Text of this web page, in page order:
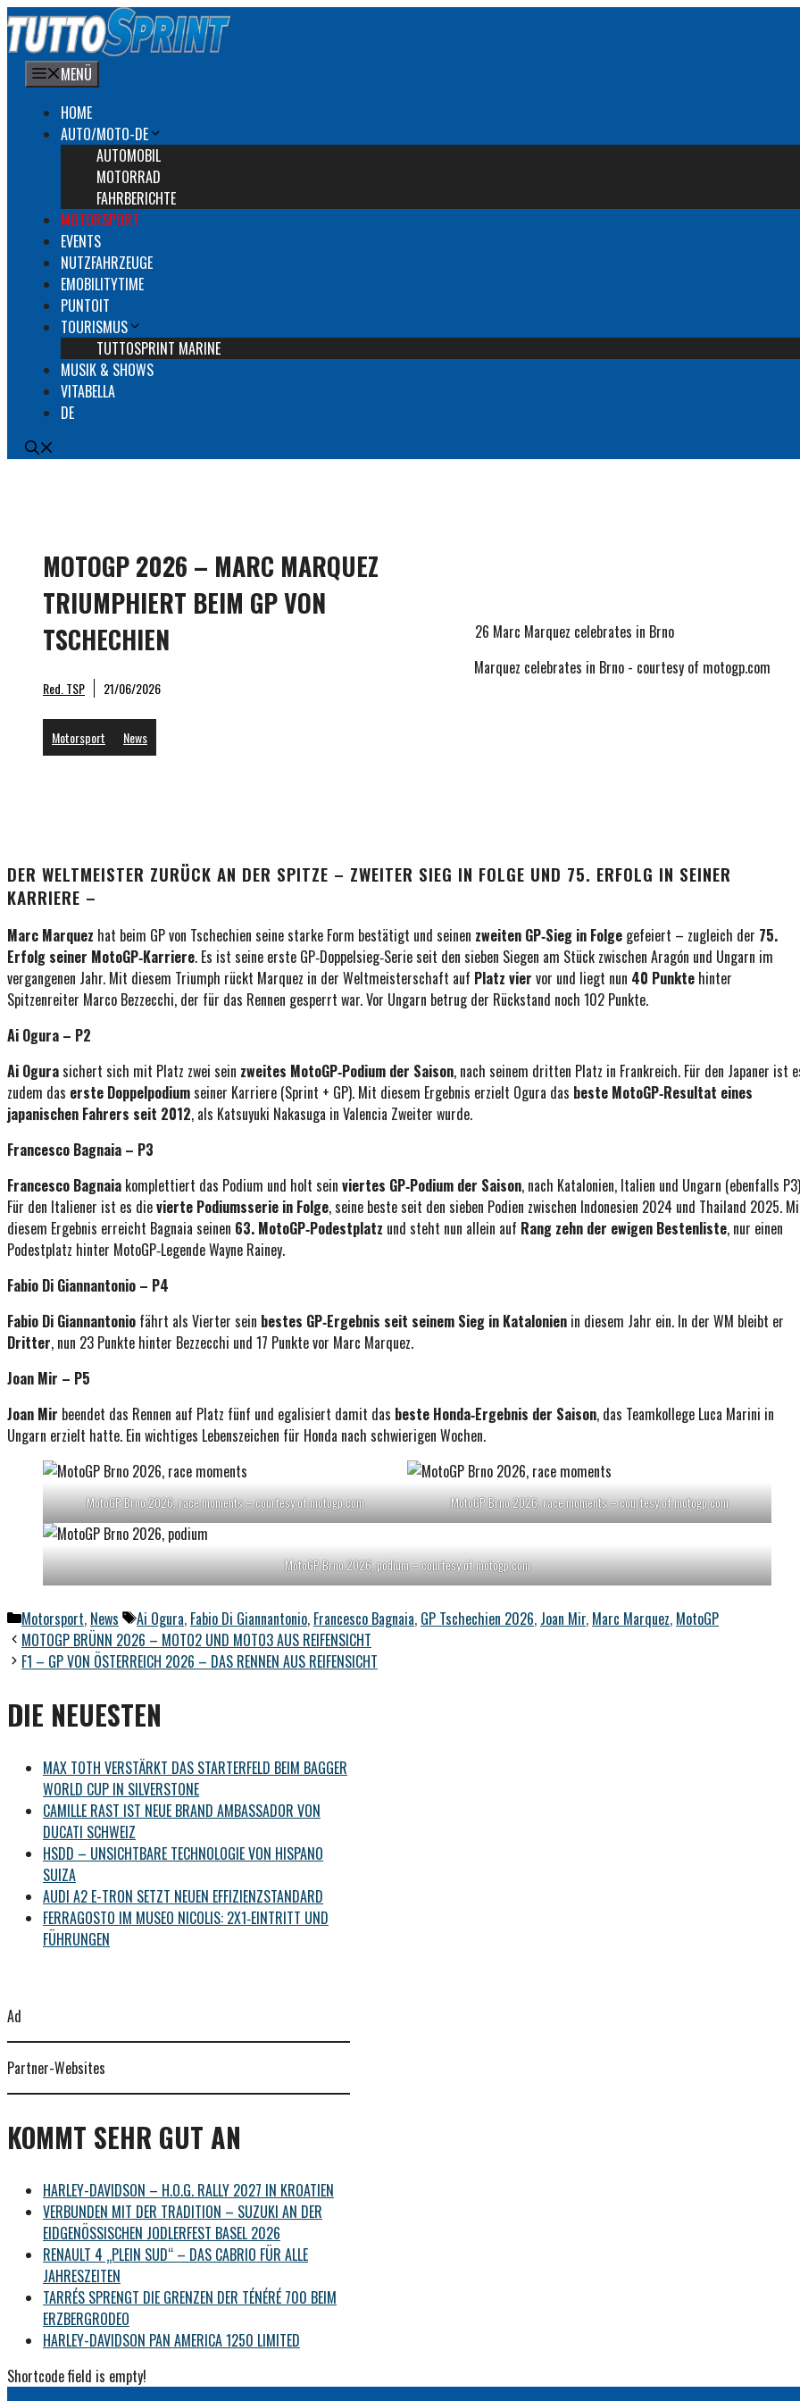
Zum
Inhalt
springen
MENÜ
HOME
AUTO/MOTO-DE
AUTOMOBIL
MOTORRAD
FAHRBERICHTE
MOTORSPORT
EVENTS
NUTZFAHRZEUGE
EMOBILITYTIME
PUNTOIT
TOURISMUS
TUTTOSPRINT MARINE
MUSIK & SHOWS
VITABELLA
DE
MOTOGP 2026 – MARC MARQUEZ
TRIUMPHIERT BEIM GP VON
TSCHECHIEN
Red. TSP 21/06/2026
Motorsport News
MotoGP 2026 Marc Marquez celebrates in Brno - courtesy of motogp.com
DER WELTMEISTER ZURÜCK AN DER SPITZE – ZWEITER SIEG IN FOLGE UND 75. ERFOLG IN SEINER
KARRIERE –
Marc Marquez hat beim GP von Tschechien seine starke Form bestätigt und seinen zweiten GP‑Sieg in Folge gefeiert – zugleich der 75.
Erfolg seiner MotoGP‑Karriere. Es ist seine erste GP‑Doppelsieg‑Serie seit den sieben Siegen am Stück zwischen Aragón und Ungarn im
vergangenen Jahr. Mit diesem Triumph rückt Marquez in der Weltmeisterschaft auf Platz vier vor und liegt nun 40 Punkte hinter
Spitzenreiter Marco Bezzecchi, der für das Rennen gesperrt war. Vor Ungarn betrug der Rückstand noch 102 Punkte.
Ai Ogura – P2
Ai Ogurasichert sich mit Platz zwei sein zweites MotoGP‑Podium der Saison, nach seinem dritten Platz in Frankreich. Für den Japaner ist
zudem das erste Doppelpodiumseiner Karriere (Sprint + GP). Mit diesem Ergebnis erzielt Ogura das beste MotoGP‑Resultat eines
japanischen Fahrers seit 2012, als Katsuyuki Nakasuga in Valencia Zweiter wurde.
Francesco Bagnaia – P3
Francesco Bagnaia komplettiert das Podium und holt sein viertes GP‑Podium der Saison, nach Katalonien, Italien und Ungarn (ebenfalls
Für den Italiener ist es dievierte Podiumsserie in Folge, seine beste seit den sieben Podien zwischen Indonesien 2024 und Thailand 2025.
diesem Ergebnis erreicht Bagnaia seinen 63. MotoGP‑Podestplatz und steht nun allein auf Rang zehn der ewigen Bestenliste, nur einen
Podestplatz hinter MotoGP‑Legende Wayne Rainey.
Fabio Di Giannantonio – P4
Fabio Di Giannantonio fährt als Vierter sein bestes GP‑Ergebnis seit seinem Sieg in Katalonien in diesem Jahr ein. In der WM bleibt er
Dritter, nun 23 Punkte hinter Bezzecchi und 17 Punkte vor Marc Marquez.
Joan Mir – P5
Joan Mir beendet das Rennen auf Platz fünf und egalisiert damit das beste Honda‑Ergebnis der Saison, das Teamkollege Luca Marini in
Ungarn erzielt hatte. Ein wichtiges Lebenszeichen für Honda nach schwierigen Wochen.
MotoGP Brno 2026, race moments – courtesy of motogp.com MotoGP Brno 2026, race moments – courtesy of motogp.com
MotoGP Brno 2026, podium – courtesy of motogp.com
Kategorien
Motorsport, News Schlagwörter
Ai Ogura, Fabio Di Giannantonio, Francesco Bagnaia, GP Tschechien 2026, Joan Mir, Marc Marquez, MotoGP
MOTOGP BRÜNN 2026 – MOTO2 UND MOTO3 AUS REIFENSICHT
F1 – GP VON ÖSTERREICH 2026 – DAS RENNEN AUS REIFENSICHT
DIE NEUESTEN
MAX TOTH VERSTÄRKT DAS STARTERFELD BEIM BAGGER
WORLD CUP IN SILVERSTONE
CAMILLE RAST IST NEUE BRAND AMBASSADOR VON
DUCATI SCHWEIZ
HSDD – UNSICHTBARE TECHNOLOGIE VON HISPANO
SUIZA
AUDI A2 E-TRON SETZT NEUEN EFFIZIENZSTANDARD
FERRAGOSTO IM MUSEO NICOLIS: 2X1‑EINTRITT UND
FÜHRUNGEN
Ad
Partner-Websites
KOMMT SEHR GUT AN
HARLEY-DAVIDSON – H.O.G. RALLY 2027 IN KROATIEN
VERBUNDEN MIT DER TRADITION – SUZUKI AN DER
EIDGENÖSSISCHEN JODLERFEST BASEL 2026
RENAULT 4 „PLEIN SUD“ – DAS CABRIO FÜR ALLE
JAHRESZEITEN
TARRÉS SPRENGT DIE GRENZEN DER TÉNÉRÉ 700 BEIM
ERZBERGRODEO
HARLEY-DAVIDSON PAN AMERICA 1250 LIMITED
Shortcode field is empty!